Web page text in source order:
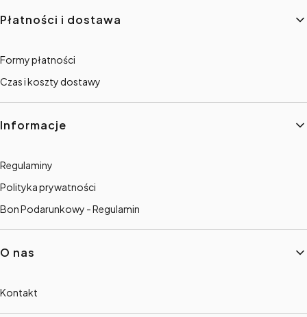
Płatności i dostawa
Formy płatności
Czas i koszty dostawy
Informacje
Regulaminy
Polityka prywatności
Bon Podarunkowy - Regulamin
O nas
Kontakt